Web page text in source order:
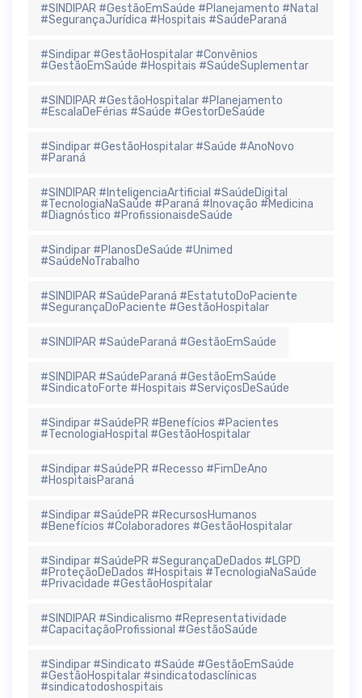
#SINDIPAR #GestãoEmSaúde #Planejamento #Natal
#SegurançaJurídica #Hospitais #SaúdeParaná
#Sindipar #GestãoHospitalar #Convênios
#GestãoEmSaúde #Hospitais #SaúdeSuplementar
#SINDIPAR #GestãoHospitalar #Planejamento
#EscalaDeFérias #Saúde #GestorDeSaúde
#Sindipar #GestãoHospitalar #Saúde #AnoNovo
#Paraná
#SINDIPAR #InteligenciaArtificial #SaúdeDigital
#TecnologiaNaSaúde #Paraná #Inovação #Medicina
#Diagnóstico #ProfissionaisdeSaúde
#Sindipar #PlanosDeSaúde #Unimed
#SaúdeNoTrabalho
#SINDIPAR #SaúdeParaná #EstatutoDoPaciente
#SegurançaDoPaciente #GestãoHospitalar
#SINDIPAR #SaúdeParaná #GestãoEmSaúde
#SINDIPAR #SaúdeParaná #GestãoEmSaúde
#SindicatoForte #Hospitais #ServiçosDeSaúde
#Sindipar #SaúdePR #Benefícios #Pacientes
#TecnologiaHospital #GestãoHospitalar
#Sindipar #SaúdePR #Recesso #FimDeAno
#HospitaisParaná
#Sindipar #SaúdePR #RecursosHumanos
#Benefícios #Colaboradores #GestãoHospitalar
#Sindipar #SaúdePR #SegurançaDeDados #LGPD
#ProteçãoDeDados #Hospitais #TecnologiaNaSaúde
#Privacidade #GestãoHospitalar
#SINDIPAR #Sindicalismo #Representatividade
#CapacitaçãoProfissional #GestãoSaúde
#Sindipar #Sindicato #Saúde #GestãoEmSaúde
#GestãoHospitalar #sindicatodasclínicas
#sindicatodoshospitais